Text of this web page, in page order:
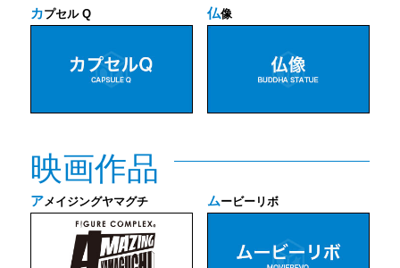
カプセル Q 仏像
映画作品
アメイジングヤマグチ ムービーリボ